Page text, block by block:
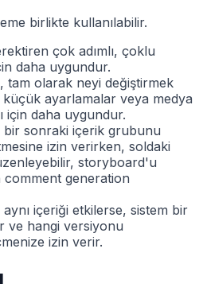
birlikte kullanılabilir.
çok adımlı, çoklu
daha uygundur.
tam olarak neyi değiştirmek
küçük ayarlamalar veya medya
için daha uygundur.
bir sonraki içerik grubunu
izin verirken, soldaki
storyboard'u
generation
içeriği etkilerse, sistem bir
ve hangi versiyonu
izin verir.